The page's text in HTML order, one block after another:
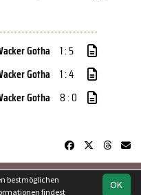
Gotha 1 : 5
Gotha 1 : 4
Gotha 8 : 0
OK
bestmöglichen
findest